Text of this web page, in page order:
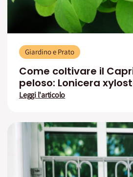
Giardino e Prato
Come coltivare il
peloso: Lonicera
Leggi l'articolo